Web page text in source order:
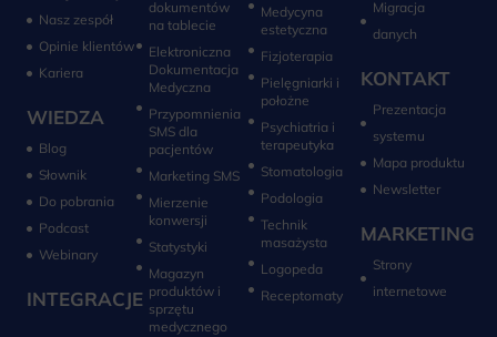
Nasz zespół
Opinie klientów
Kariera
WIEDZA
Blog
Słownik
Do pobrania
Podcast
Webinary
INTEGRACJE
dokumentów
na tablecie
Elektroniczna
Dokumentacja
Medyczna
Przypomnienia
SMS dla
pacjentów
Marketing SMS
Mierzenie
konwersji‎
Statystyki
Magazyn
produktów i
sprzętu
medycznego
Medycyna
estetyczna
Fizjoterapia
Pielęgniarki i
położne
Psychiatria i
terapeutyka
Stomatologia
Technik
masażysta
Logopeda
Migracja
danych
KONTAKT
Prezentacja
systemu
Mapa produktu
Newsletter
MARKETING
Strony
internetowe